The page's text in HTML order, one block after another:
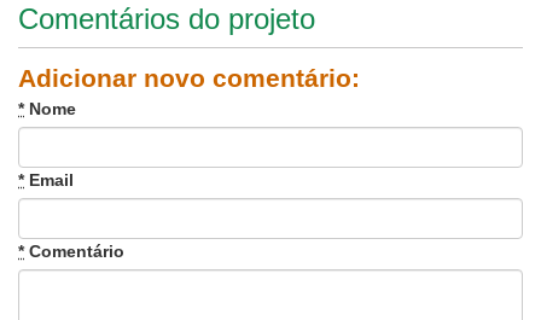
Comentários do projeto
Adicionar novo comentário:
*Nome
*Email
*Comentário